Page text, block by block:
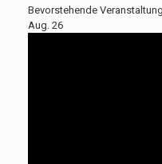
Bevorstehende
Aug. 26